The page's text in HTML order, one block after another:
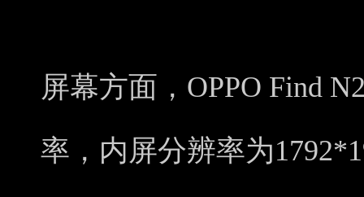
屏幕方面，OPPO Find
率，内屏分辨率为